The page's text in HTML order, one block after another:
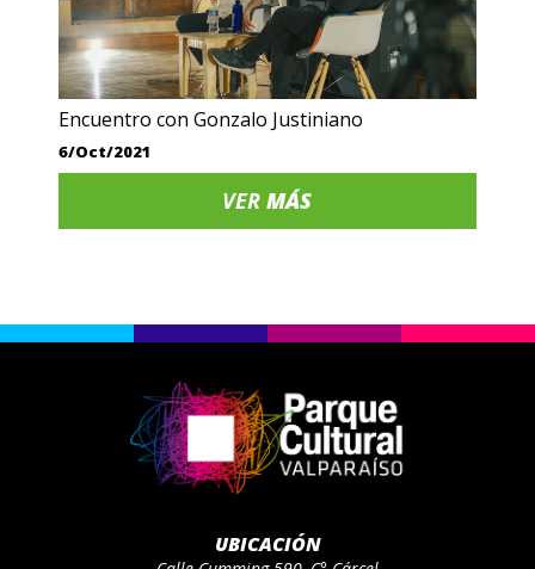
Encuentro con Gonzalo Justiniano
6/Oct/2021
VERMÁS
UBICACIÓN